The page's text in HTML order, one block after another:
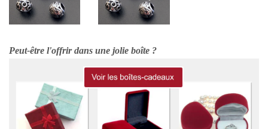
Peut-être l'offrir dans une jolie boîte ?